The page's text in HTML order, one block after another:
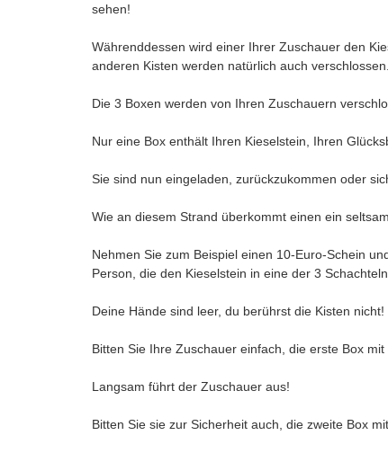
sehen!
Währenddessen wird einer Ihrer Zuschauer den
anderen Kisten werden natürlich auch verschlossen.
Die 3 Boxen werden von Ihren Zuschauern
Nur eine Box enthält Ihren Kieselstein, Ihren
Sie sind nun eingeladen, zurückzukommen oder
Wie an diesem Strand überkommt einen ein
Nehmen Sie zum Beispiel einen 10-Euro-Schein
Person, die den Kieselstein in eine der 3
Deine Hände sind leer, du berührst die Kisten
Bitten Sie Ihre Zuschauer einfach, die erste Box mit
Langsam führt der Zuschauer aus!
Bitten Sie sie zur Sicherheit auch, die zweite Box